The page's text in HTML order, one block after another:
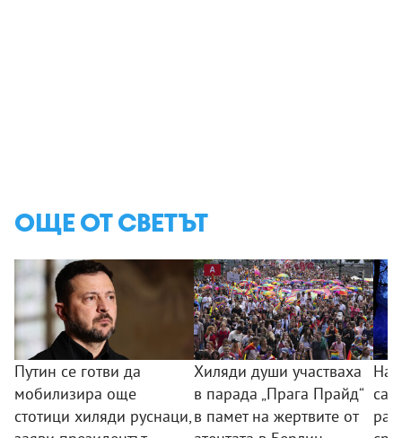
ОЩЕ ОТ СВЕТЪТ
Путин се готви да
мобилизира още
стотици хиляди руснаци,
Хиляди души участваха
в парада „Прага Прайд“
в памет на жертвите от
са